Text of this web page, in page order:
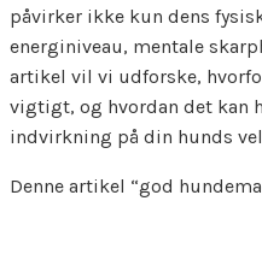
påvirker ikke kun dens
energiniveau, mentale
artikel vil vi udforske,
vigtigt, og hvordan det kan
indvirkning på din hunds
Denne artikel “god